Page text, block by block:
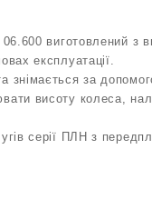
виготовлений з
експлуатації.
за
висоту колеса,
серії ПЛН з